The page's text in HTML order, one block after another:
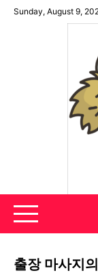
SkipSunday, August 9,
News
출장 마사지